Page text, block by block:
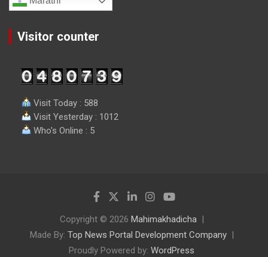
Visitor counter
Visit Today : 588
Visit Yesterday : 1012
Who's Online : 5
Copyright © 2026 Mahimakhadicha
Made By: Top News Portal Development Company
Proudly Powered by: WordPress